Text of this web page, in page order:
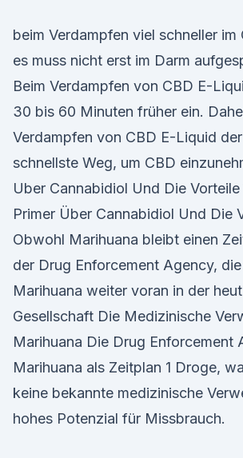
beim Verdampfen viel schneller im
es muss nicht erst im Darm
Beim Verdampfen von CBD E-
30 bis 60 Minuten früher ein.
Verdampfen von CBD E-Liquid
schnellste Weg, um CBD
Uber Cannabidiol Und Die Vorteile
Primer Über Cannabidiol Und Die
Obwohl Marihuana bleibt einen
der Drug Enforcement Agency,
Marihuana weiter voran in der
Gesellschaft Die Medizinische
Marihuana Die Drug Enforcement
Marihuana als Zeitplan 1 Droge,
keine bekannte medizinische
hohes Potenzial für Missbrauch.